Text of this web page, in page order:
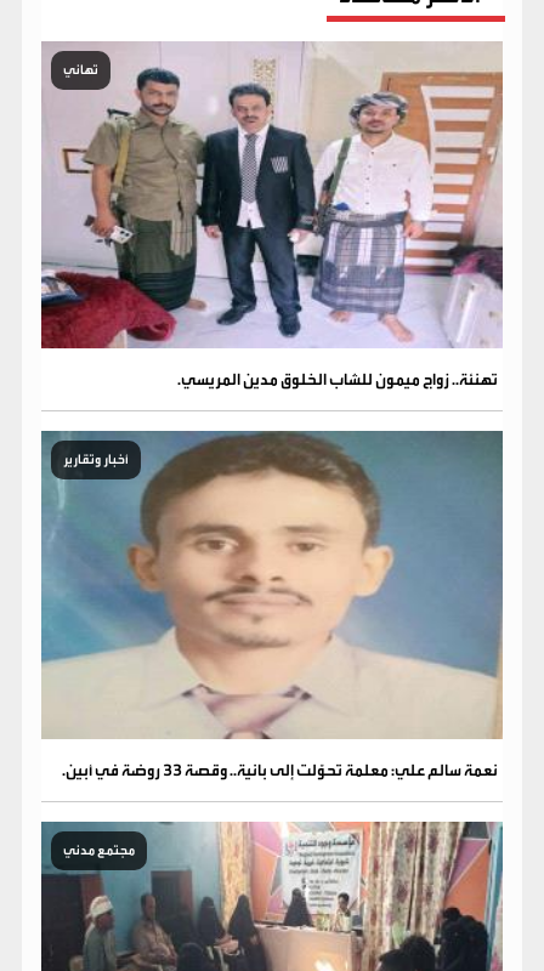
تهاني
تهنئة.. زواج ميمون للشاب الخلوق مدين المريسي.
أخبار وتقارير
نعمة سالم علي: معلمة تحوّلت إلى بانية.. وقصة 33 روضة في أبين.
مجتمع مدني